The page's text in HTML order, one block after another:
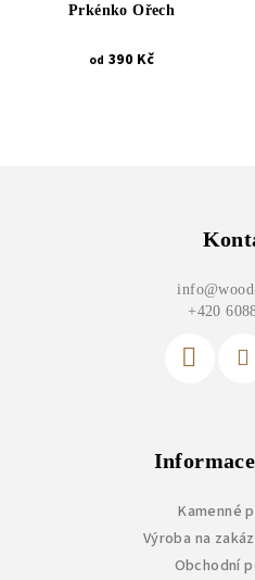
Prkénko Ořech
od 390 Kč
info@
+420
Kamenné
Výroba na
Obchodní